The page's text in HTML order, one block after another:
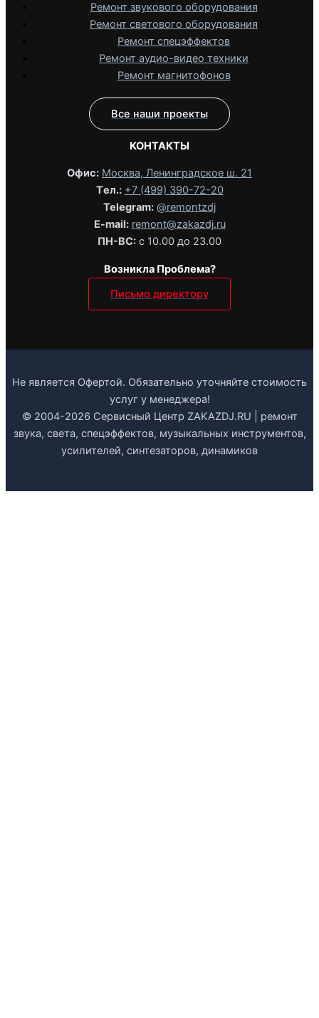
Ремонт звукового оборудования
Ремонт светового оборудования
Ремонт спецэффектов
Ремонт аудио-видео техники
Ремонт магнитофонов
Все наши проекты
КОНТАКТЫ
Офис: Москва, Ленинградское ш. 21
Tел.: +7 (499) 390-72-20
Telegram: @remontzdj‬
E-mail: remont@zakazdj.ru
ПН-ВС: с 10.00 до 23.00
Возникла Проблема?
Письмо директору
Не является Офертой. Обязательно уточняйте стоимость
услуг у менеджера!
© 2004-2026 Сервисный Центр ZAKAZDJ.RU | ремонт
звука, света, спецэффектов, музыкальных инструментов,
усилителей, синтезаторов, динамиков